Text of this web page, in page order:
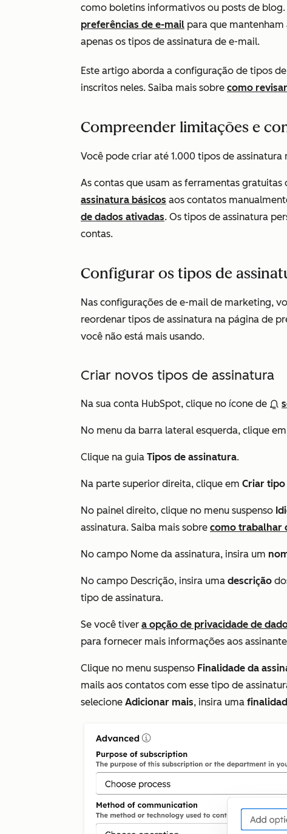
como boletins informativos ou posts de
preferências de e-mail para que
apenas os tipos de assinatura de e-mail.
Este artigo aborda a configuração de tipos
inscritos neles. Saiba mais sobre como
Compreender limitações e
Você pode criar até 1.000 tipos de assinatura
As contas que usam as ferramentas
assinatura básicos aos contatos
de dados ativadas. Os tipos de assinatura
contas.
Configurar os tipos de
Nas configurações de e-mail de marketing,
reordenar tipos de assinatura na página de
você não está mais usando.
Criar novos tipos de assinatura
Na sua conta HubSpot, clique no ícone de
No menu da barra lateral esquerda, clique em
Clique na guia Tipos de assinatura.
Na parte superior direita, clique em Criar
No painel direito, clique no menu suspenso
assinatura. Saiba mais sobre como trabalhar
No campo Nome da assinatura, insira um
No campo Descrição, insira uma descrição
tipo de assinatura.
Se você tiver a opção de privacidade de
para fornecer mais informações aos
Clique no menu suspenso Finalidade da
mails aos contatos com esse tipo de
selecione Adicionar mais, insira uma